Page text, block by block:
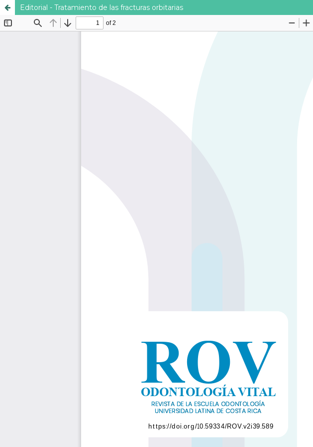
Editorial - Tratamiento de las fracturas orbitarias